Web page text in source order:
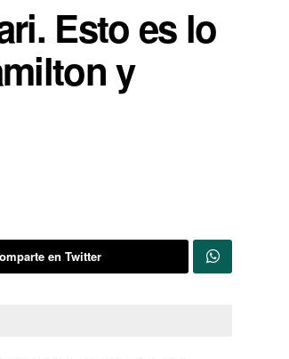
Esto es lo
y
en Twitter